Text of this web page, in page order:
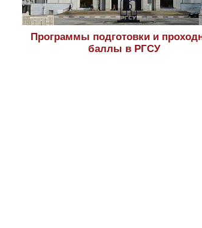
Программы подготовки и
баллы в РГСУ